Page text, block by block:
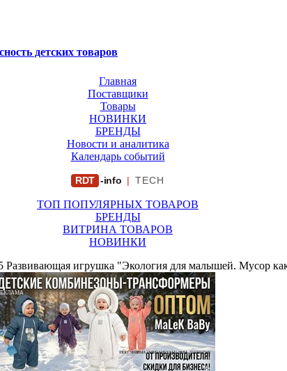
детских товаров
Главная
Поставщики
Товары
НОВИНКИ
БРЕНДЫ
Новости и аналитика
Календарь событий
RDT -info | TECH
ТОП ПОПУЛЯРНЫХ ТОВАРОВ
БРЕНДЫ
ВИТРИНА ТОВАРОВ
НОВИНКИ
Развивающая игрушка "Экология для малышей. Мусор
ООО "ФИРМА "ХРИЗАНТЕМА" ИНН: 7719007569